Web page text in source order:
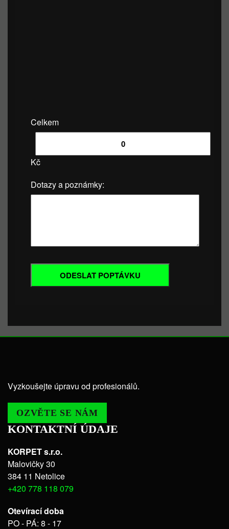
Celkem
Kč
Dotazy a poznámky:
Vyzkoušejte úpravu od profesionálů.
OZVĚTE SE NÁM
KONTAKTNÍ ÚDAJE
KORPET s.r.o.
Malovičky 30
384 11 Netolice
+420 778 118 079
Otevírací doba
PO - PÁ: 8 - 17